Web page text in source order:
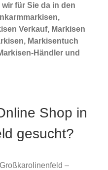
für Sie da in den
Verkauf, Markisen
Markisentuch
Händler und
Shop in
gesucht?
–